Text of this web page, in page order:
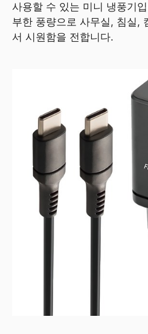
사용할 수 있는 미니 냉풍기
부한 풍량으로 사무실, 침실,
서 시원함을 전합니다.